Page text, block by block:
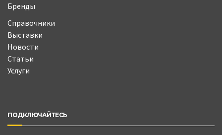
Бренды
Справочники
Выставки
Новости
Статьи
Услуги
ПОДКЛЮЧАЙТЕСЬ